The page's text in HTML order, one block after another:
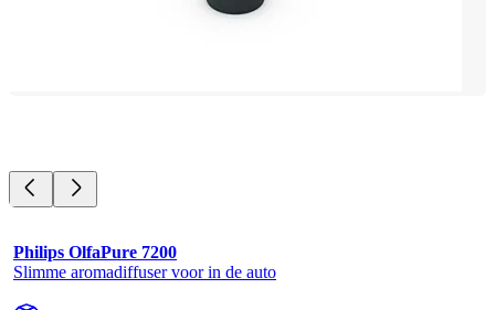
Philips OlfaPure 7200
Slimme aromadiffuser voor in de auto